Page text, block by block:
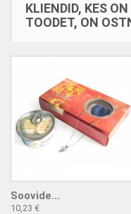
KLIENDID, KES
TOODET, ON
Soovide...
10,23 €